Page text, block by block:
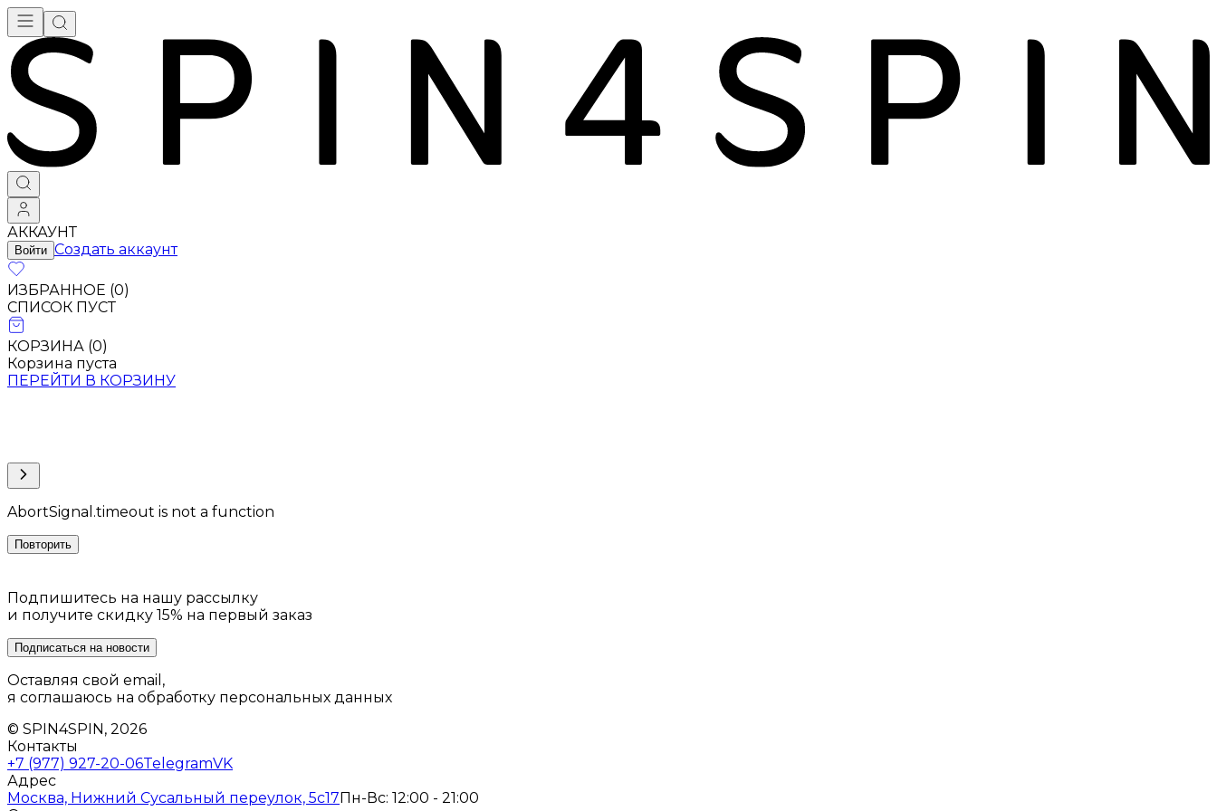
АККАУНТ
Войти Создать аккаунт
ИЗБРАННОЕ (0)
СПИСОК ПУСТ
КОРЗИНА (0)
Корзина пуста
ПЕРЕЙТИ В КОРЗИНУ
AbortSignal.timeout is not a function
Повторить
Подпишитесь на нашу рассылку
и получите скидку 15% на первый заказ
Подписаться на новости
Оставляя свой email,
я соглашаюсь на обработку персональных данных
© SPIN4SPIN, 2026
Контакты
+7 (977) 927-20-06TelegramVK
Адрес
Москва, Нижний Сусальный переулок, 5с17 Пн-Вс: 12:00 - 21:00